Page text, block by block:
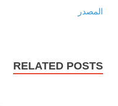
المصدر
RELATED POSTS